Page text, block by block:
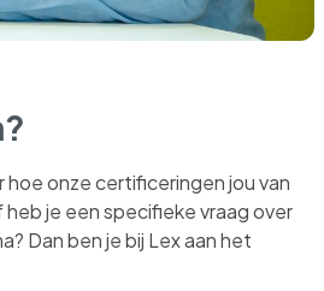
hoe onze certificeringen jou van
heb je een specifieke vraag over
Dan ben je bij Lex aan het